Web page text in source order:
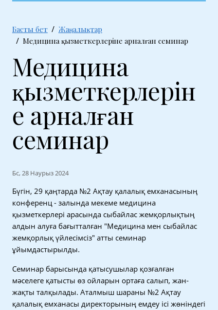
Басты бет
Жаңалықтар
Медицина қызметкерлеріне арналған семинар
Медицина
қызметкерлерін
е арналған
семинар
Бс, 28 Наурыз 2024
Бүгін, 29 қаңтарда №2 Ақтау қалалық емханасының
конференц - залында мекеме медицина
қызметкерлері арасында сыбайлас жемқорлықтың
алдын алуға бағытталған "Медицина мен сыбайлас
жемқорлық үйлесімсіз" атты семинар
ұйымдастырылды.
Семинар барысында қатысушылар қозғалған
мәселеге қатысты өз ойларын ортаға салып, жан-
жақты талқылады. Аталмыш шараны №2 Ақтау
қалалық емханасы директорының емдеу ісі жөніндегі